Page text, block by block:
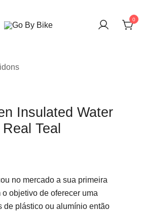
0
Insulated Water
Teal
no mercado a sua primeira
objetivo de oferecer uma
de plástico ou alumínio então